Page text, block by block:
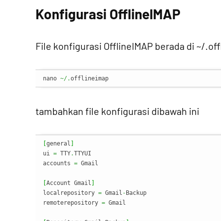
Konfigurasi OfflineIMAP
File konfigurasi OfflineIMAP berada di ~/
nano ~/.offlineimap
tambahkan file konfigurasi dibawah ini
general
ui = TTY.TTYUI
accounts = Gmail
Account Gmail
localrepository = Gmail - Backup
remoterepository = Gmail